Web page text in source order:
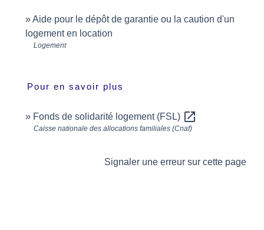
Aide pour le dépôt de garantie ou la caution d'un
logement en location
Logement
Pour en savoir plus
Fonds de solidarité logement (FSL) open_in_new
Caisse nationale des allocations familiales (Cnaf)
Signaler une erreur sur cette page